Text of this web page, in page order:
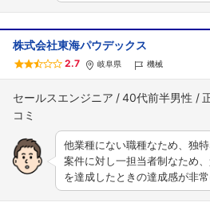
株式会社東海パウデックス
2.7 岐阜県 機械
セールスエンジニア 40代前半男性
他業種にない職種なため、独
案件に対し一担当者制なため
を達成したときの達成感が非